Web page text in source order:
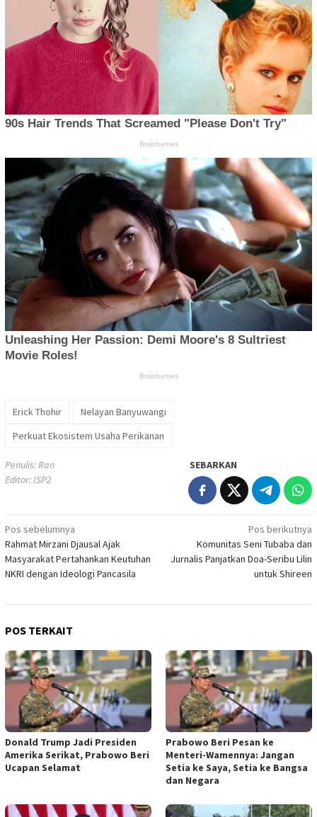
Erick Thohir
Nelayan Banyuwangi
Perkuat Ekosistem Usaha Perikanan
Penulis: Ran
Editor: ISP2
SEBARKAN
Navigasi
pos
Pos sebelumnya
Rahmat Mirzani Djausal Ajak
Masyarakat Pertahankan Keutuhan
NKRI dengan Ideologi Pancasila
Pos berikutnya
Komunitas Seni Tubaba dan
Jurnalis Panjatkan Doa-Seribu Lilin
untuk Shireen
POS TERKAIT
Donald Trump Jadi Presiden
Amerika Serikat, Prabowo Beri
Ucapan Selamat
Prabowo Beri Pesan ke
Menteri-Wamennya: Jangan
Setia ke Saya, Setia ke Bangsa
dan Negara